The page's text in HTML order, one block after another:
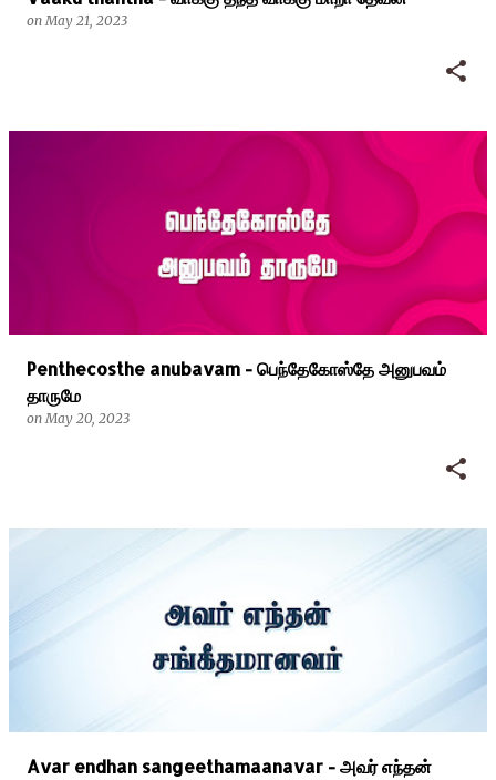
onMay 21, 2023
Penthecosthe anubavam - பெந்தேகோஸ்தே அனுபவம்
தாருமே
onMay 20, 2023
Avar endhan sangeethamaanavar - அவர் எந்தன்